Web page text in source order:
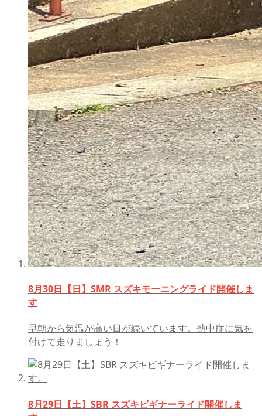
8月30日【日】SMR スズキモーニングライド開催しま
す
早朝から気温が高い日が続いています。熱中症に気を
付けて走りましょう！
8月29日【土】SBR スズキビギナーライド開催しま